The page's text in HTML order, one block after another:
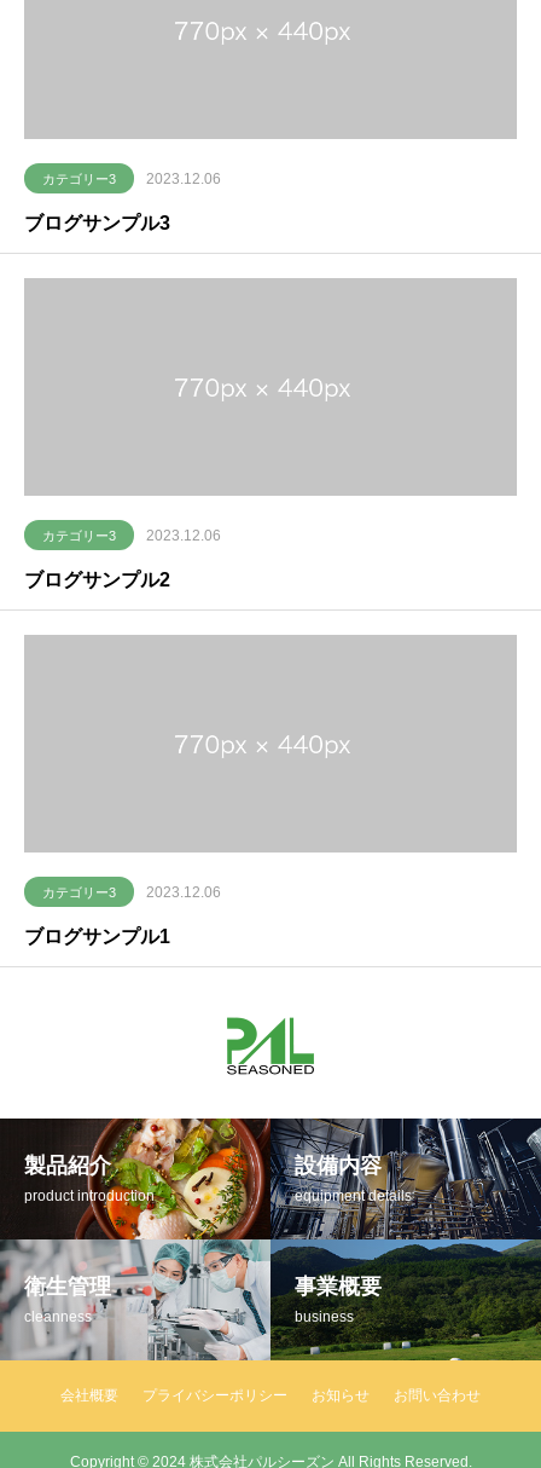
カテゴリー3 2023.12.06
ブログサンプル3
カテゴリー3 2023.12.06
ブログサンプル2
カテゴリー3 2023.12.06
ブログサンプル1
製品紹介
product introduction
設備内容
equipment details
衛生管理
cleanness
事業概要
business
会社概要 プライバシーポリシー お知らせ お問い合わせ
Copyright © 2024 株式会社パルシーズン All Rights Reserved.